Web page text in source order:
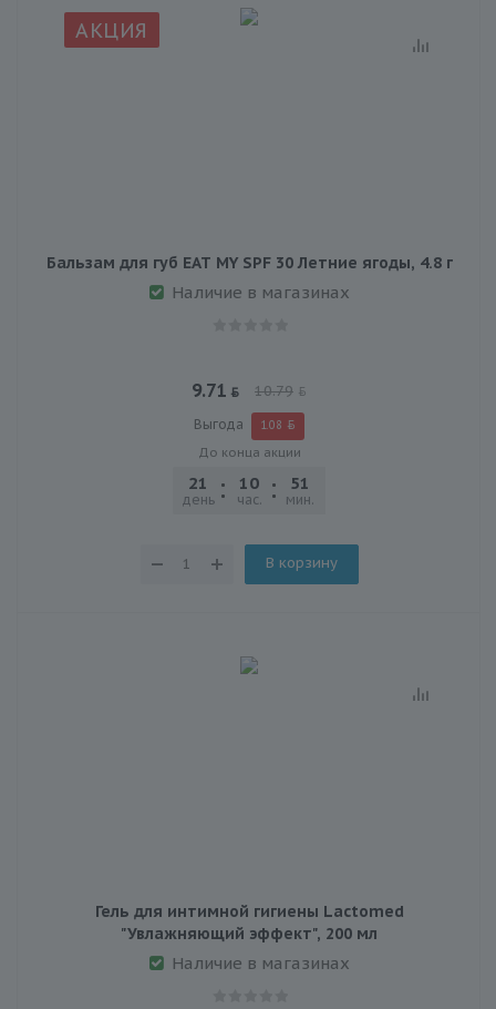
АКЦИЯ
Бальзам для губ EAT MY SPF 30 Летние ягоды, 4.8 г
Наличие в магазинах
9.71 10.79
Выгода 1.08
До конца акции
21
день
10
час.
51
мин.
В корзину
Гель для интимной гигиены Lactomed
"Увлажняющий эффект", 200 мл
Наличие в магазинах